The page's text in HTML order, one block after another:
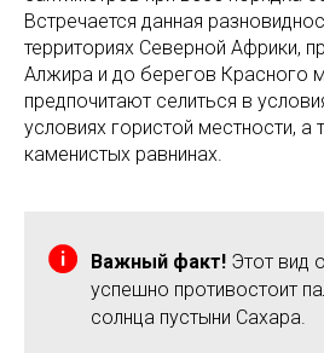
Встречается данная
территориях Северной Африки,
Алжира и до берегов Красного
предпочитают селиться в
условиях гористой местности, а
каменистых равнинах.
Важный факт! Этот вид
успешно противостоит
солнца пустыни Сахара.